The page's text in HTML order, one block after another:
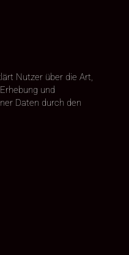
Nutzer über die Art,
und
Daten durch den